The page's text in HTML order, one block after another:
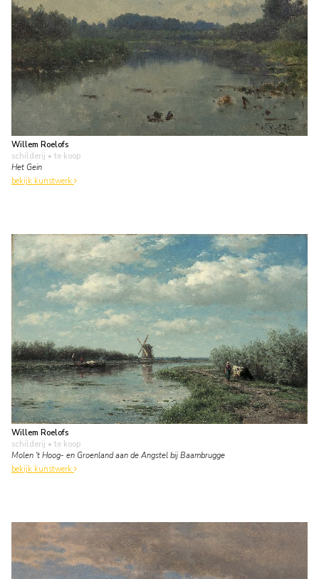
Willem Roelofs
schilderij • te koop
Het Gein
bekijk kunstwerk
Willem Roelofs
schilderij • te koop
Molen 't Hoog- en Groenland aan de Angstel bij Baambrugge
bekijk kunstwerk